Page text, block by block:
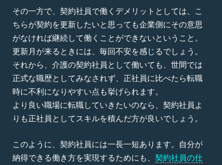
その一方で、契約社員で働くデメリットとしては、こ
ちらが契約を更新したいと思っても企業側にその意思
がなければ継続して働くことができないということ。
更新月が来るときには、毎回不安を感じるでしょう。
それから、介護の契約社員として働いても、世間では
正式な職歴としてみなされず、正社員に比べたら転職
時に不利になりやすい点も挙げられます。
より良い職場に転職していきたいのなら、契約社員よ
りも正社員としてスキルを積んだ方が良いでしょう。
このように、契約社員には一長一短あります。自分が
納得できる働き方を実現するためにも、 契約社員の仕